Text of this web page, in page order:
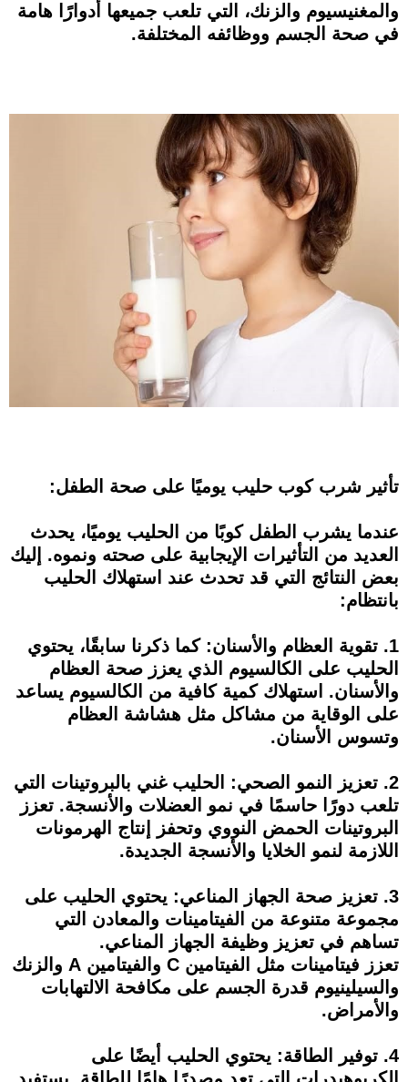
والمغنيسيوم والزنك، التي تلعب جميعها أدوارًا هامة
في صحة الجسم ووظائفه المختلفة.
تأثير شرب كوب حليب يوميًا على صحة الطفل:
عندما يشرب الطفل كوبًا من الحليب يوميًا، يحدث
العديد من التأثيرات الإيجابية على صحته ونموه. إليك
بعض النتائج التي قد تحدث عند استهلاك الحليب
بانتظام:
1. تقوية العظام والأسنان: كما ذكرنا سابقًا، يحتوي
الحليب على الكالسيوم الذي يعزز صحة العظام
والأسنان. استهلاك كمية كافية من الكالسيوم يساعد
على الوقاية من مشاكل مثل هشاشة العظام
وتسوس الأسنان.
2. تعزيز النمو الصحي: الحليب غني بالبروتينات التي
تلعب دورًا حاسمًا في نمو العضلات والأنسجة. تعزز
البروتينات الحمض النووي وتحفز إنتاج الهرمونات
اللازمة لنمو الخلايا والأنسجة الجديدة.
3. تعزيز صحة الجهاز المناعي: يحتوي الحليب على
مجموعة متنوعة من الفيتامينات والمعادن التي
تساهم في تعزيز وظيفة الجهاز المناعي.
تعزز فيتامينات مثل الفيتامين C والفيتامين A والزنك
والسيلينيوم قدرة الجسم على مكافحة الالتهابات
والأمراض.
4. توفير الطاقة: يحتوي الحليب أيضًا على